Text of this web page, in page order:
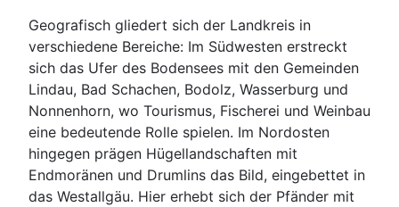
Geografisch gliedert sich der Landkreis in
verschiedene Bereiche: Im Südwesten erstreckt
sich das Ufer des Bodensees mit den Gemeinden
Lindau, Bad Schachen, Bodolz, Wasserburg und
Nonnenhorn, wo Tourismus, Fischerei und Weinbau
eine bedeutende Rolle spielen. Im Nordosten
hingegen prägen Hügellandschaften mit
Endmoränen und Drumlins das Bild, eingebettet in
das Westallgäu. Hier erhebt sich der Pfänder mit